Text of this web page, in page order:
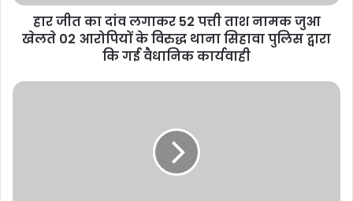
हार जीत का दांव लगाकर 52 पत्ती ताश नामक जुआ
खेलते 02 आरोपियों के विरुद्ध थाना सिहावा पुलिस द्वारा
कि गई वैधानिक कार्यवाही